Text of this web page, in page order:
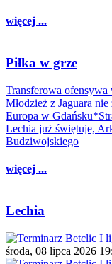
więcej ...
Piłka w grze
Transferowa
Młodzież z Jaguara
Europa w
Lechia już świętuje,
Budziwojskiego
więcej ...
Lechia
środa, 08 lipca 2026